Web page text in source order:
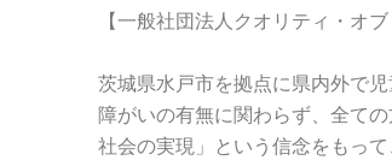
【一般社団法人クオリティ・オブ
茨城県水戸市を拠点に県内外で
障がいの有無に関わらず、全て
社会の実現」という信念をもっ